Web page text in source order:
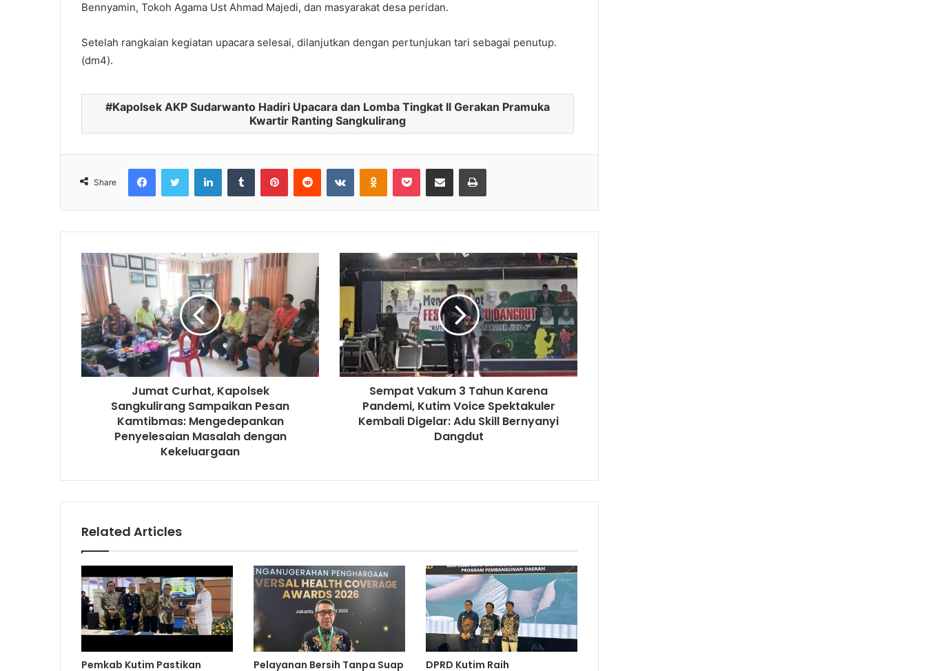
Bennyamin, Tokoh Agama Ust Ahmad Majedi, dan masyarakat desa peridan.
Setelah rangkaian kegiatan upacara selesai, dilanjutkan dengan pertunjukan tari sebagai penutup.
(dm4).
Kapolsek AKP Sudarwanto Hadiri Upacara dan Lomba Tingkat II Gerakan Pramuka
Kwartir Ranting Sangkulirang
Share
Jumat Curhat, Kapolsek
Sangkulirang Sampaikan Pesan
Kamtibmas: Mengedepankan
Penyelesaian Masalah dengan
Kekeluargaan
Sempat Vakum 3 Tahun Karena
Pandemi, Kutim Voice Spektakuler
Kembali Digelar: Adu Skill Bernyanyi
Dangdut
Related Articles
Pemkab Kutim Pastikan
Pelayanan Bersih Tanpa Suap
DPRD Kutim Raih